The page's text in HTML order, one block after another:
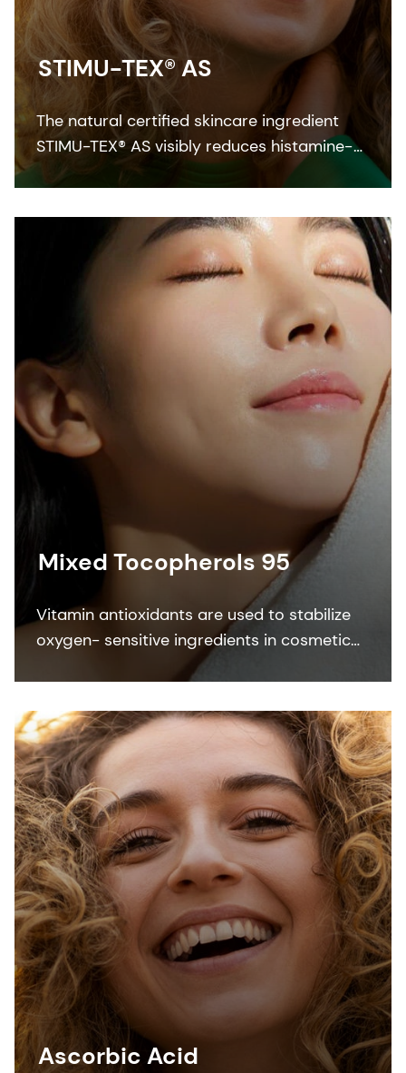
STIMU-TEX® AS
The natural certified skincare ingredient
STIMU-TEX® AS visibly reduces histamine-
related symptoms like irritation and itching
skin.
Mixed Tocopherols 95
Vitamin antioxidants are used to stabilize
oxygen- sensitive ingredients in cosmetic
formulations. Mixed Tocopherols 95
against oxidation.
Ascorbic Acid